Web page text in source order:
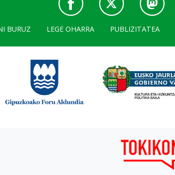
BURUZ LEGE OHARRA PUBLIZITATEA